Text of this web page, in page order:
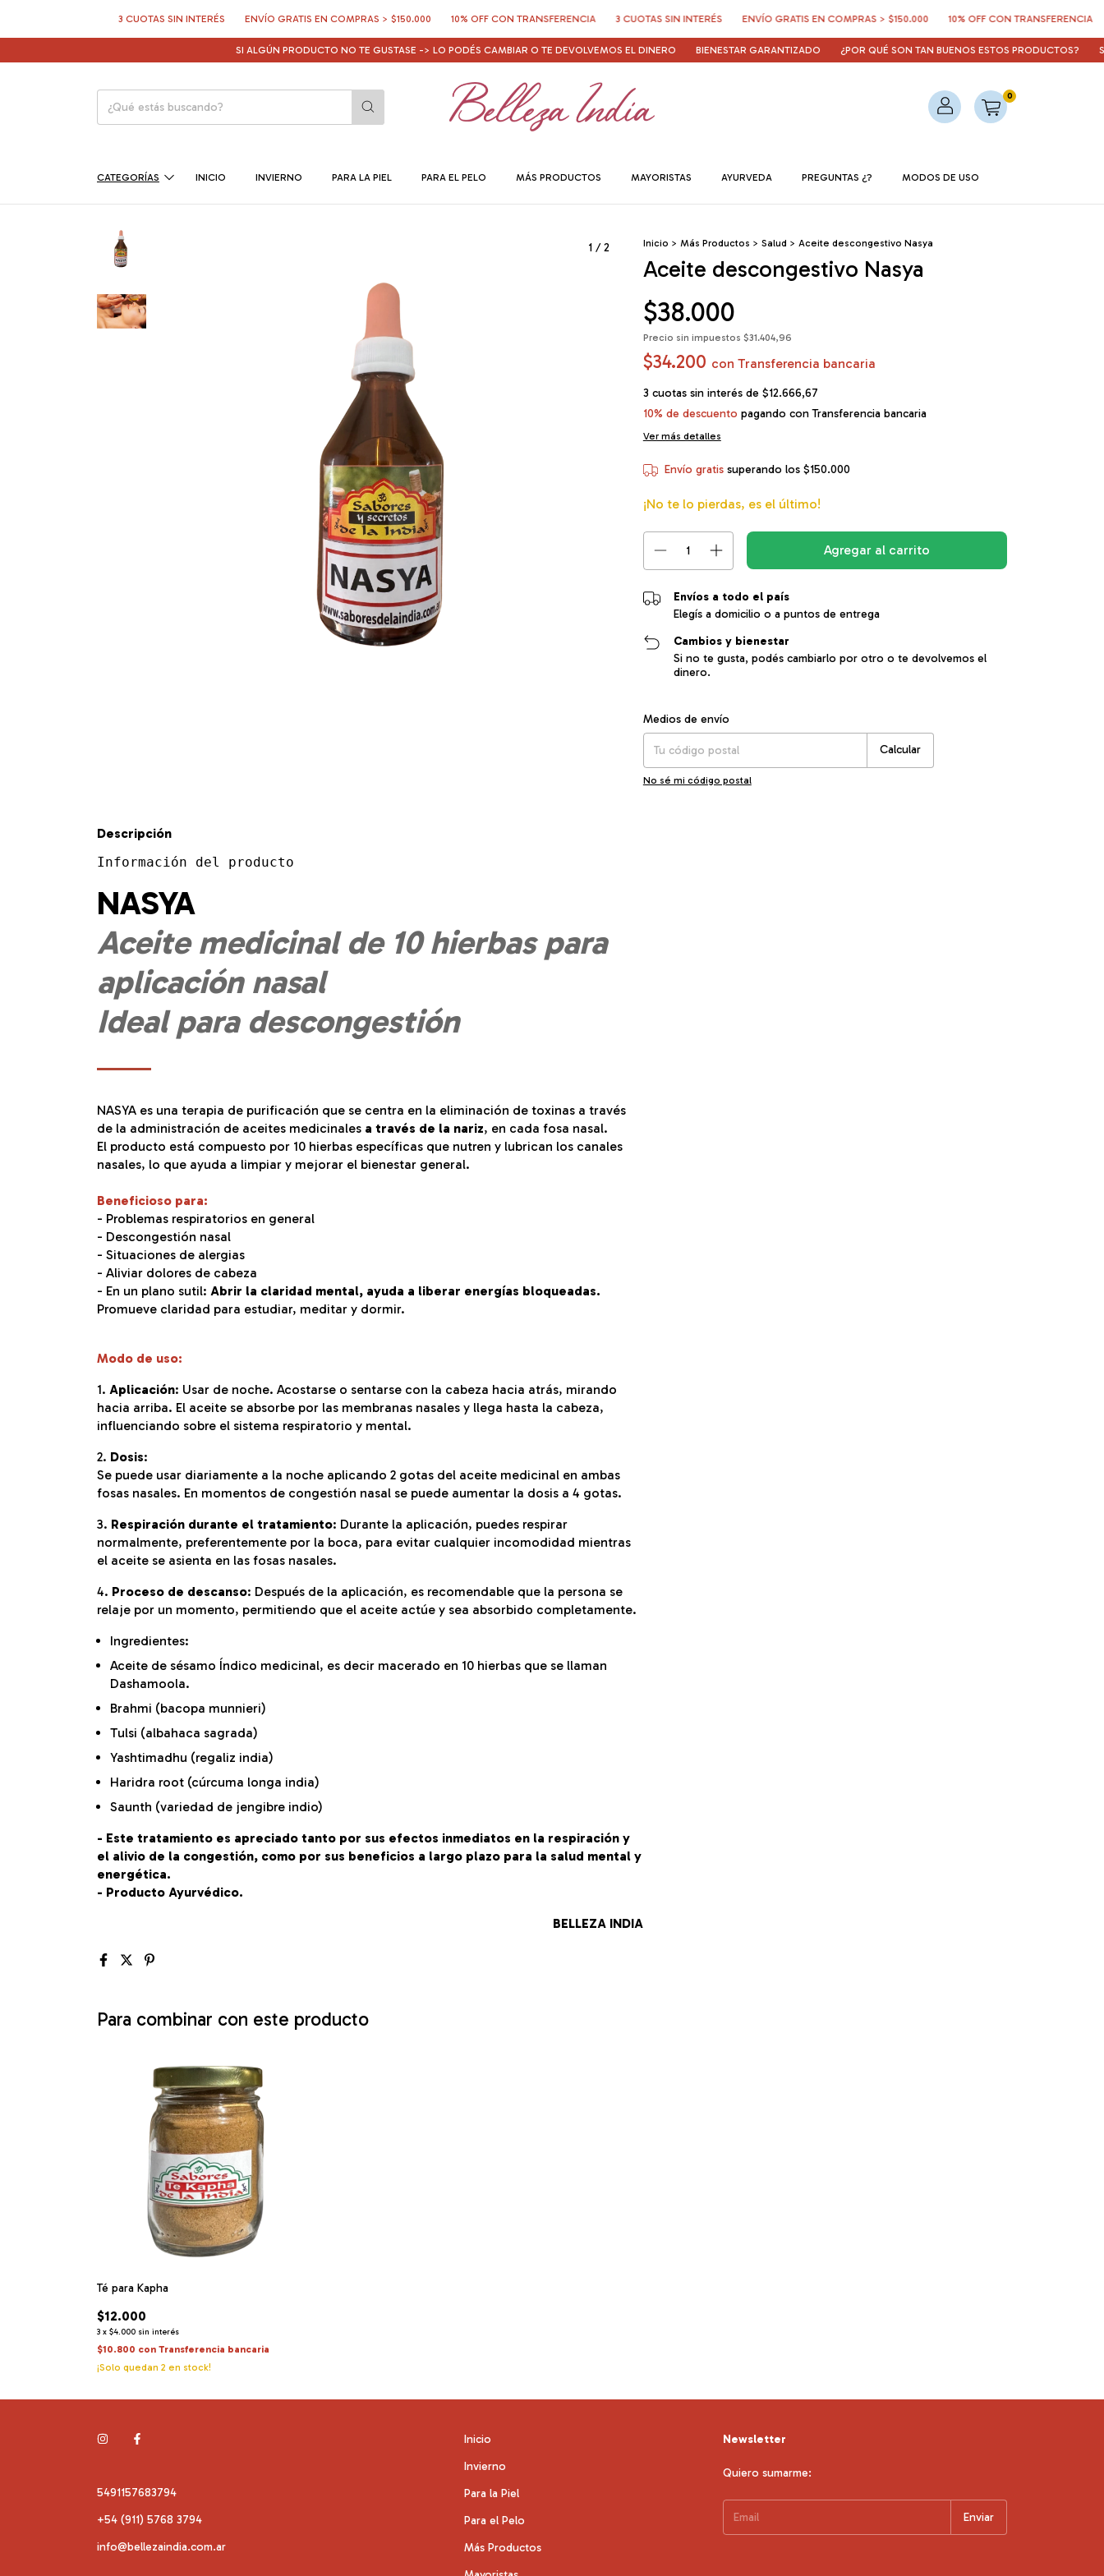
3 CUOTAS SIN INTERÉS ENVÍO GRATIS EN COMPRAS > $150.000 10% OFF CON TRANSFERENCIA 3 CUOTAS SIN INTERÉS ENVÍO GRATIS EN COMPRAS > $150.000 10% OFF CON TRANSFERENCIA 3
SI ALGÚN PRODUCTO NO TE GUSTASE -> LO PODÉS CAMBIAR O TE DEVOLVEMOS EL DINERO BIENESTAR GARANTIZADO ¿POR QUÉ SON TAN BUENOS ESTOS PRODUCTOS? SI
0
CATEGORÍAS INICIO INVIERNO PARA LA PIEL PARA EL PELO MÁS PRODUCTOS MAYORISTAS AYURVEDA PREGUNTAS ¿? MODOS DE USO
1/2 Inicio > Más Productos > Salud > Aceite descongestivo Nasya
Aceite descongestivo Nasya
$38.000
Precio sin impuestos $31.404,96
$34.200 con Transferencia bancaria
3 cuotas sin interés de $12.666,67
10% de descuento pagando con Transferencia bancaria
Ver más detalles
Envío gratis superando los$150.000
¡No te lo pierdas, es el último!
Envíos a todo el país
Elegís a domicilio o a puntos de entrega
Cambios y bienestar
Si no te gusta, podés cambiarlo por otro o te devolvemos el
dinero.
Entregas para el CP:
Medios de envío
Calcular
No sé mi código postal
Descripción
Información del producto
NASYA
Aceite medicinal de 10 hierbas para
aplicación nasal
Ideal para descongestión
NASYA es una terapia de purificación que se centra en la eliminación de toxinas a través
de la administración de aceites medicinales a través de la nariz, en cada fosa nasal.
El producto está compuesto por 10 hierbas específicas que nutren y lubrican los canales
nasales, lo que ayuda a limpiar y mejorar el bienestar general.
Beneficioso para:
- Problemas respiratorios en general
- Descongestión nasal
- Situaciones de alergias
- Aliviar dolores de cabeza
- En un plano sutil: Abrir la claridad mental, ayuda a liberar energías bloqueadas.
Promueve claridad para estudiar, meditar y dormir.
Modo de uso:
1. Aplicación: Usar de noche. Acostarse o sentarse con la cabeza hacia atrás, mirando
hacia arriba. El aceite se absorbe por las membranas nasales y llega hasta la cabeza,
influenciando sobre el sistema respiratorio y mental.
2. Dosis:
Se puede usar diariamente a la noche aplicando 2 gotas del aceite medicinal en ambas
fosas nasales. En momentos de congestión nasal se puede aumentar la dosis a 4 gotas.
3. Respiración durante el tratamiento: Durante la aplicación, puedes respirar
normalmente, preferentemente por la boca, para evitar cualquier incomodidad mientras
el aceite se asienta en las fosas nasales.
4. Proceso de descanso: Después de la aplicación, es recomendable que la persona se
relaje por un momento, permitiendo que el aceite actúe y sea absorbido completamente.
Ingredientes:
Aceite de sésamo Índico medicinal, es decir macerado en 10 hierbas que se llaman
Dashamoola.
Brahmi (bacopa munnieri)
Tulsi (albahaca sagrada)
Yashtimadhu (regaliz india)
Haridra root (cúrcuma longa india)
Saunth (variedad de jengibre indio)
- Este tratamiento es apreciado tanto por sus efectos inmediatos en la respiración y
el alivio de la congestión, como por sus beneficios a largo plazo para la salud mental y
energética.
- Producto Ayurvédico.
BELLEZA INDIA
Para combinar con este producto
Té para Kapha
$12.000
3 x $4.000 sin interés
$10.800 con Transferencia bancaria
¡Solo quedan 2 en stock!
5491157683794
+54 (911) 5768 3794
info@bellezaindia.com.ar
Inicio
Invierno
Para la Piel
Para el Pelo
Más Productos
Newsletter
Quiero sumarme: